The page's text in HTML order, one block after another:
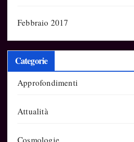
Febbraio 2017
Categorie
Approfondimenti
Attualità